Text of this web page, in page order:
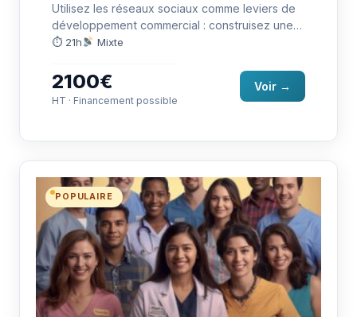
Utilisez les réseaux sociaux comme leviers de
développement commercial : construisez une
stratégie digitale efficace. Préparation à la…
⏱ 21h Mixte
2100€
HT · Financement possible
Voir →
POPULAIRE